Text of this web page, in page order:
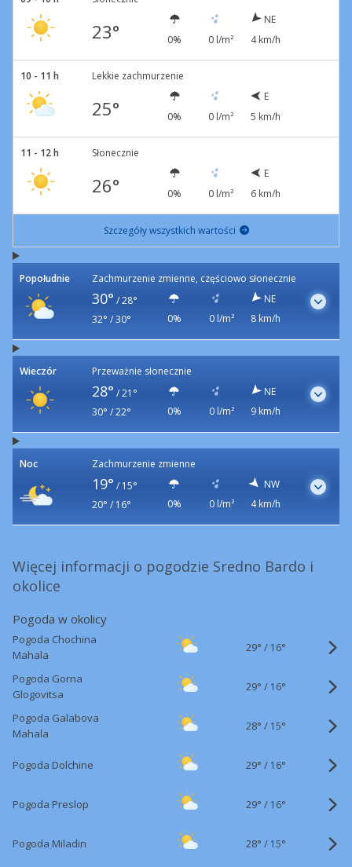
23° 0% 0 l/m²
NE
4 km/h
10 - 11 h Lekkie zachmurzenie
25° 0% 0 l/m²
E
5 km/h
11 - 12 h Słonecznie
26° 0% 0 l/m²
E
6 km/h
Szczegóły wszystkich wartości
Popołudnie Zachmurzenie zmienne, częściowo słonecznie
30° / 28°
32° / 30°
0% 0 l/m²
NE
8 km/h
Wieczór Przeważnie słonecznie
28° / 21°
30° / 22°
0% 0 l/m²
NE
9 km/h
Noc Zachmurzenie zmienne
19° / 15°
20° / 16°
0% 0 l/m²
NW
4 km/h
Więcej informacji o pogodzie Sredno Bardo i
okolice
Pogoda w okolicy
Pogoda Chochina
Mahala
29° / 16°
Pogoda Gorna
Glogovitsa
29° / 16°
Pogoda Galabova
Mahala
28° / 15°
Pogoda Dolchine 29° / 16°
Pogoda Preslop 29° / 16°
Pogoda Miladin 28° / 15°